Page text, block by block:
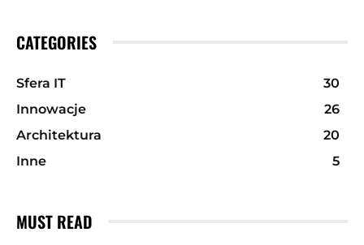
CATEGORIES
Sfera IT
30
Innowacje
26
Architektura
20
Inne
5
MUST READ